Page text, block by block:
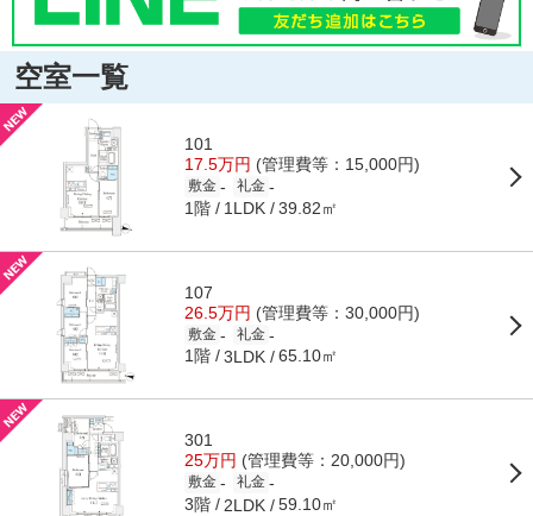
空室一覧
101
17.5万円 (管理費等：15,000円)
敷金 - 礼金 -
1階 1LDK 39.82㎡
107
26.5万円 (管理費等：30,000円)
敷金 - 礼金 -
1階 3LDK 65.10㎡
301
25万円 (管理費等：20,000円)
敷金 - 礼金 -
3階 2LDK 59.10㎡